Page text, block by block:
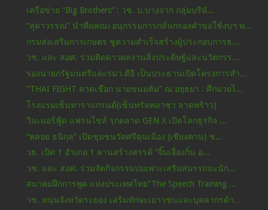
เครือข่าย “Big Brothers“ : วช. บ.บางจาก กลุ่มบริษั...
“สุดาวรรณ” นำทีมคณะอนุกรรมการกลั่นกรองคำขอใช้งบฯ พ...
กรมส่งเสริมการเกษตร ชูความสำเร็จสร้างผู้ประกอบการธ...
วช. และ สอศ. ร่วมติดดาวผลงานสิ่งประดิษฐ์และนวัตกรร...
รองนายกรัฐมนตรีและรมว.ดีอี เป็นประธานเปิดโครงการสำ...
“THAI FIGHT คาดเชือก นายขนมต้ม” ณ อยุธยา : ศึกมวยไ...
โรงแรมเซ็นทาราแกรนด์(เซ็นทรัลพลาซา ลาดพร้าว)
วินเนอร์ฟู้ด แฟรนไชส์ รุกตลาด GEN X เปิดโลกธุรกิจ ...
“พลอย ธนิกุล” เปิดชุมชนวัดศรีคุนเมือง (เชียงคาน) ช...
วธ. เปิด 1 อำเภอ 1 ลานสร้างสรรค์ “จิ๊มเจื่องกิ๋น อ...
วช. และ สอศ. ร่วมจัดกิจกรรมบ่มเพาะเสริมสมรรถนะนัก...
สมาคมฝึกการพูด แห่งประเทศไทย"The Speech Training ...
วช. หนุนจังหวัดระยอง เสริมทักษะเยาวชนและบุคลากรด้า...